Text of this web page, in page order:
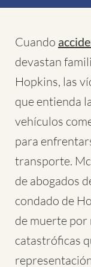
Cuando
devastan
Hopkins, las
que entienda
vehículos
para
transporte.
de abogados
condado de
de muerte por
catastróficas